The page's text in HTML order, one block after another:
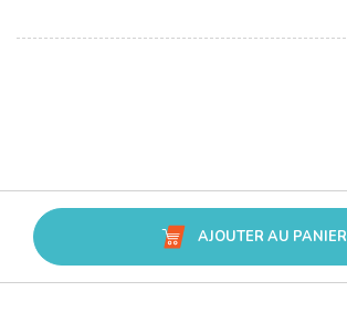
AJOUTER AU PANIER